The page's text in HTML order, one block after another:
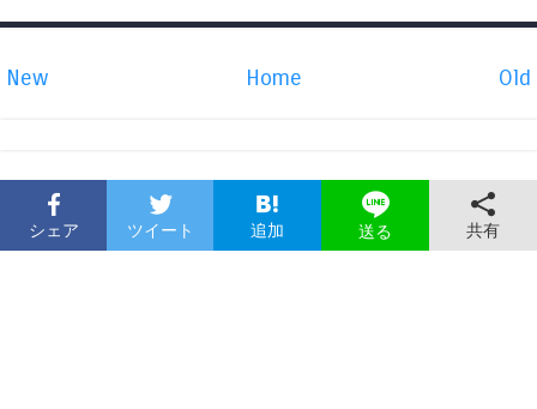
New Old
Home
シェア ツイート 追加 送る 共有